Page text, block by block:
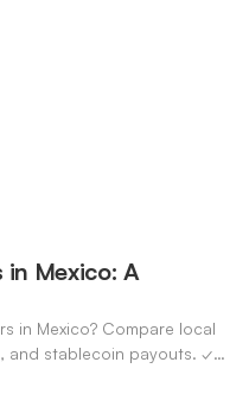
Mexico: A
in Mexico? Compare local
and stablecoin payouts. ✓